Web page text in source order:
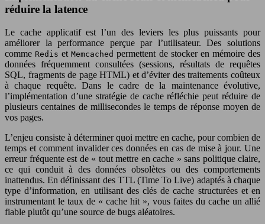
réduire la latence
Le cache applicatif est l’un des leviers les plus puissants pour
améliorer la performance perçue par l’utilisateur. Des solutions
comme Redis etMemcached permettent de stocker en mémoire des
données fréquemment consultées (sessions, résultats de requêtes
SQL, fragments de page HTML) et d’éviter des traitements coûteux
à chaque requête. Dans le cadre de la maintenance évolutive,
l’implémentation d’une stratégie de cache réfléchie peut réduire de
plusieurs centaines de millisecondes le temps de réponse moyen de
vos pages.
L’enjeu consiste à déterminer quoi mettre en cache, pour combien de
temps et comment invalider ces données en cas de mise à jour. Une
erreur fréquente est de « tout mettre en cache » sans politique claire,
ce qui conduit à des données obsolètes ou des comportements
inattendus. En définissant des TTL (Time To Live) adaptés à chaque
type d’information, en utilisant des clés de cache structurées et en
instrumentant le taux de « cache hit », vous faites du cache un allié
fiable plutôt qu’une source de bugs aléatoires.